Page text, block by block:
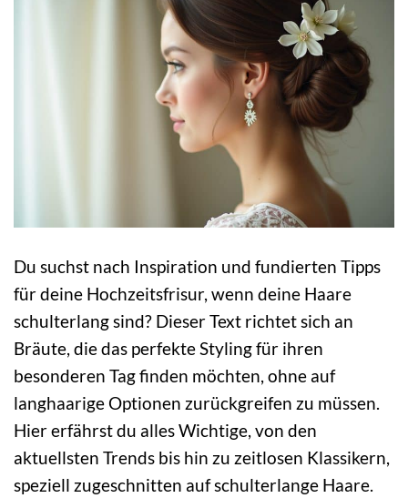
Du suchst nach Inspiration und fundierten Tipps
für deine Hochzeitsfrisur, wenn deine Haare
schulterlang sind? Dieser Text richtet sich an
Bräute, die das perfekte Styling für ihren
besonderen Tag finden möchten, ohne auf
langhaarige Optionen zurückgreifen zu müssen.
Hier erfährst du alles Wichtige, von den
aktuellsten Trends bis hin zu zeitlosen Klassikern,
speziell zugeschnitten auf schulterlange Haare.